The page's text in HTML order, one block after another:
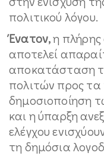
πολιτικού λόγου.
Ένατον,η πλήρης
αποτελεί
αποκατάσταση
πολιτών προς
δημοσιοποίηση
και η ύπαρξη
ελέγχου
τη δημόσια